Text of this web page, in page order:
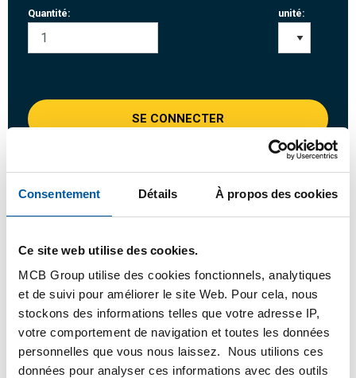
Consentement Détails À propos des cookies
Ce site web utilise des cookies.
MCB Group utilise des cookies fonctionnels, analytiques
et de suivi pour améliorer le site Web. Pour cela, nous
stockons des informations telles que votre adresse IP,
votre comportement de navigation et toutes les données
personnelles que vous nous laissez. Nous utilions ces
données pour analyser ces informations avec des outils
Quantité: unité:
SE CONNECTER
Veuillez vous connecter afin de pouvoir passer
Calculez avec les prix MCB actuels
Suivez votre commande avec Track&Trace
Produit Description du produit Liste de prix brut